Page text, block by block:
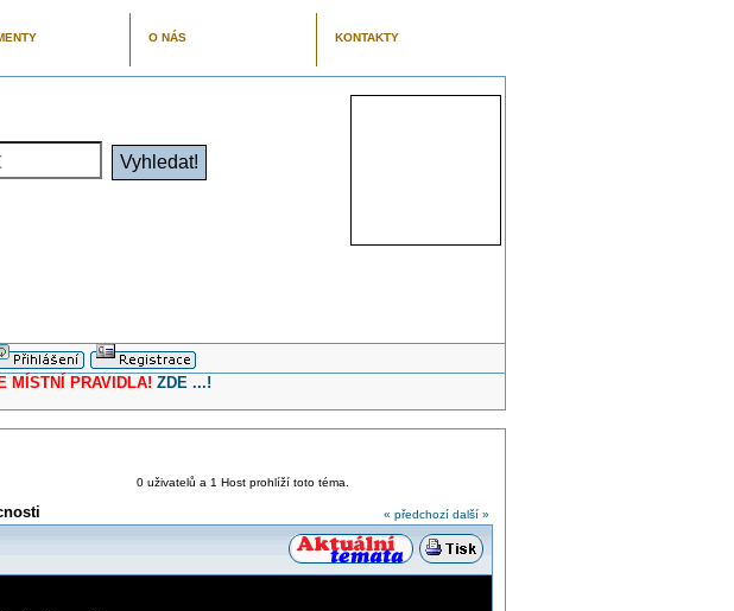
O NÁS KONTAKTY
PRAVIDLA! ZDE ...!
0 uživatelů a 1 Host prohlíží toto téma.
« předchozí další »